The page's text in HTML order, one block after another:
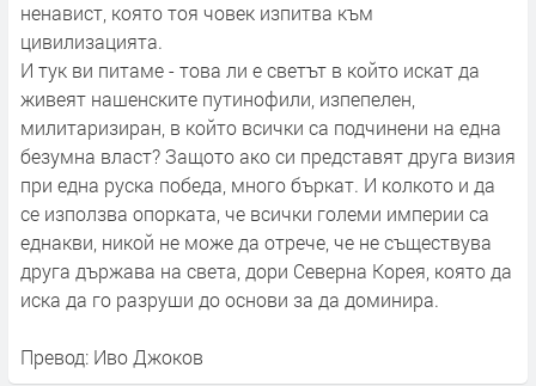
ненавист, която тоя човек изпитва към
цивилизацията.
И тук ви питаме - това ли е светът в който искат да
живеят нашенските путинофили, изпепелен,
милитаризиран, в който всички са подчинени на една
безумна власт? Защото ако си представят друга визия
при една руска победа, много бъркат. И колкото и да
се използва опорката, че всички големи империи са
еднакви, никой не може да отрече, че не съществува
друга държава на света, дори Северна Корея, която да
иска да го разруши до основи за да доминира.
Превод: Иво Джоков